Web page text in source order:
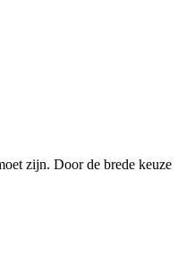
zijn. Door de brede keuze